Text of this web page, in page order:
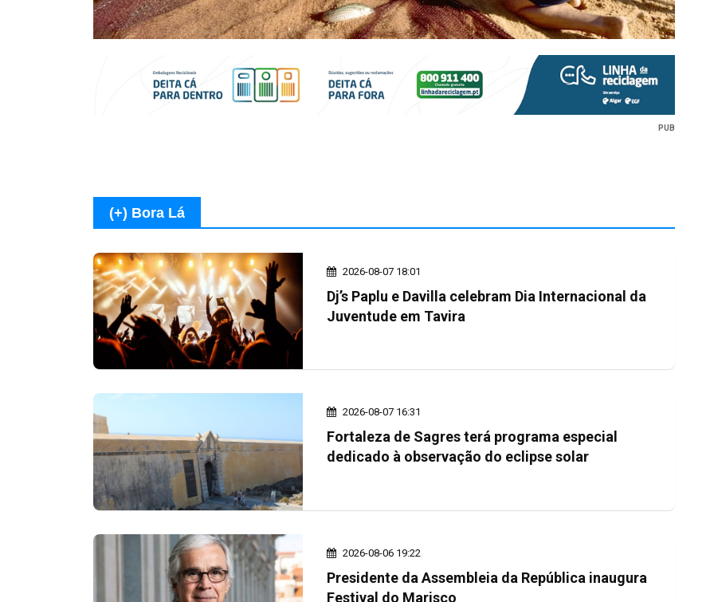
PUB
(+) Bora Lá
2026-08-07 18:01
Dj’s Paplu e Davilla celebram Dia Internacional da
Juventude em Tavira
2026-08-07 16:31
Fortaleza de Sagres terá programa especial
dedicado à observação do eclipse solar
2026-08-06 19:22
Presidente da Assembleia da República inaugura
Festival do Marisco